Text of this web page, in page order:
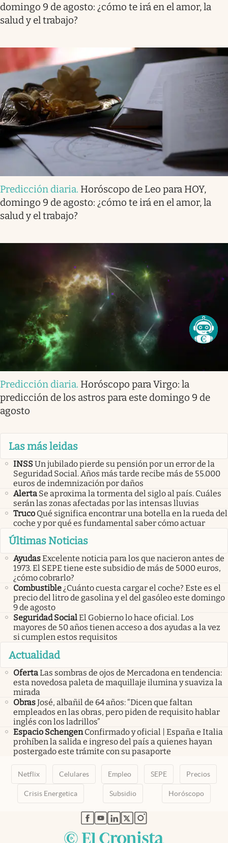
domingo 9 de agosto: ¿cómo te irá en el amor, la
salud y el trabajo?
Predicción diaria. Horóscopo de Leo para HOY,
domingo 9 de agosto: ¿cómo te irá en el amor, la
salud y el trabajo?
Predicción diaria. Horóscopo para Virgo: la
predicción de los astros para este domingo 9 de
agosto
Las más leidas
INSSUn jubilado pierde su pensión por un error de la
Seguridad Social. Años más tarde recibe más de 55.000
euros de indemnización por daños
Alerta Se aproxima la tormenta del siglo al país. Cuáles
serán las zonas afectadas por las intensas lluvias
Truco Qué significa encontrar una botella en la rueda del
coche y por qué es fundamental saber cómo actuar
Últimas Noticias
AyudasExcelente noticia para los que nacieron antes de
1973. El SEPE tiene este subsidio de más de 5000 euros,
¿cómo cobrarlo?
Combustible¿Cuánto cuesta cargar el coche? Este es el
precio del litro de gasolina y el del gasóleo este domingo
9 de agosto
Seguridad SocialEl Gobierno lo hace oficial. Los
mayores de 50 años tienen acceso a dos ayudas a la vez
si cumplen estos requisitos
Actualidad
OfertaLas sombras de ojos de Mercadona en tendencia:
esta novedosa paleta de maquillaje ilumina y suaviza la
mirada
ObrasJosé, albañil de 64 años: “Dicen que faltan
empleados en las obras, pero piden de requisito hablar
inglés con los ladrillos”
Espacio Schengen Confirmado y oficial | España e Italia
prohíben la salida e ingreso del país a quienes hayan
postergado este trámite con su pasaporte
Netflix Celulares Empleo SEPE Precios
Crisis Energetica Subsidio Horóscopo
abre en nueva pestaña
abre en nueva pestaña
abre en nueva pestaña
abre en nueva pestaña
abre en nueva pestaña